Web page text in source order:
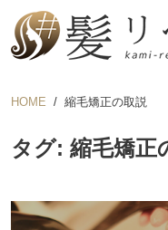
HOME 縮毛矯正の取説
タグ: 縮毛矯正